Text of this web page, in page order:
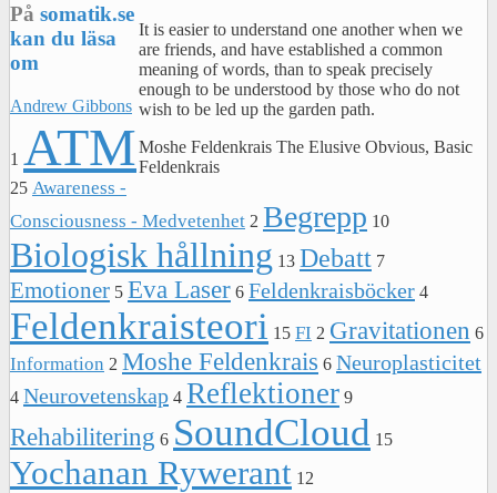
It is easier to understand one another when we
are friends, and have established a common
meaning of words, than to speak precisely
enough to be understood by those who do not
wish to be led up the garden path.
Moshe Feldenkrais The Elusive Obvious, Basic
Feldenkrais
På somatik.se
kan du läsa
om
Andrew Gibbons
1 ATM
25 Awareness -
Consciousness - Medvetenhet 2 Begrepp 10
Biologisk hållning 13 Debatt 7
Emotioner 5 Eva Laser 6 Feldenkraisböcker 4
Feldenkraisteori 15 FI 2 Gravitationen 6
Information 2 Moshe Feldenkrais 6 Neuroplasticitet
4 Neurovetenskap 4 Reflektioner 9
Rehabilitering 6 SoundCloud 15
Yochanan Rywerant 12